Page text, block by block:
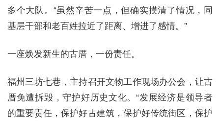
多个大队。“虽然辛苦一点，但确实摸清了情况，同
基层干部和老百姓拉近了距离、增进了感情。”
一座焕发新生的古厝，一份责任。
福州三坊七巷，主持召开文物工作现场办公会，让古
厝免遭拆毁，守护好历史文化。“发展经济是领导者
的重要责任，保护好古建筑，保护好传统街区，保护